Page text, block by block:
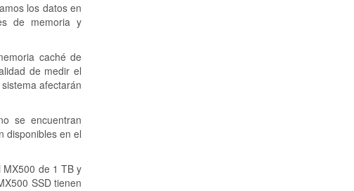
los datos en
de memoria y
caché de
de medir el
afectarán
se encuentran
disponibles en el
de 1 TB y
SSD tienen